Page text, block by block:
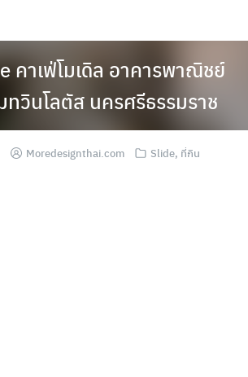
คาเฟ่โมเดิล อาคารพาณิชย์
ทวินโลตัส นครศรีธรรมราช
Moredesignthai.com Slide, ที่กิน